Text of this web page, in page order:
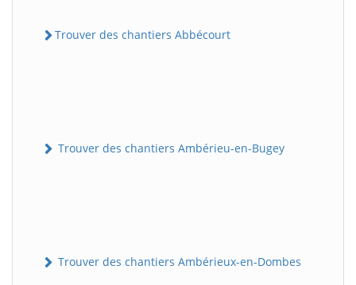
Trouver des chantiers Abbécourt
Trouver des chantiers Ambérieu-en-Bugey
Trouver des chantiers Ambérieux-en-Dombes